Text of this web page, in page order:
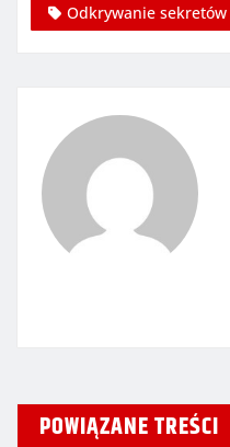
Odkrywanie sekretów
POWIĄZANE TREŚCI